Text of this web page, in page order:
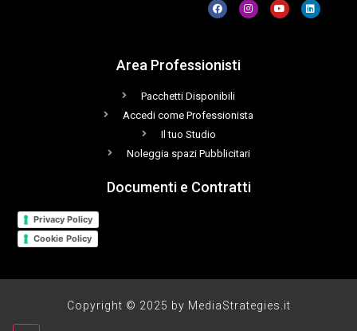
Area Professionisti
Pacchetti Disponibili
Accedi come Professionista
Il tuo Studio
Noleggia spazi Pubblicitari
Documenti e Contratti
Privacy Policy
Cookie Policy
Copyright © 2025 by MediaStrategies.it